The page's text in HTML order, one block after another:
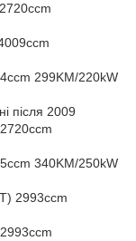
299KM/220kW
після 2009
340KM/250kW
2993ccm